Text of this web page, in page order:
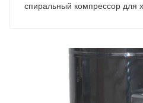
спиральный компрессор для